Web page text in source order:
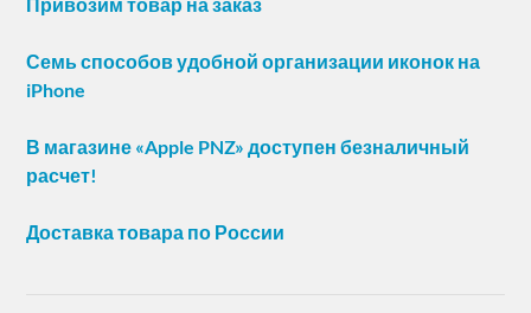
Семь способов удобной организации иконок на
iPhone
В магазине «Apple PNZ» доступен безналичный
расчет!
Доставка товара по России